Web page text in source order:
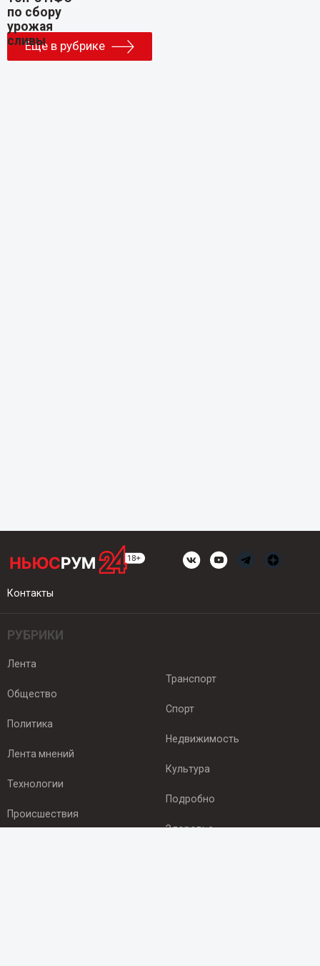
Еще в рубрике
Контакты
РУБРИКИ
Лента
Общество
Политика
Лента мнений
Технологии
Происшествия
Транспорт
Спорт
Недвижимость
Культура
Подробно
Здоровье